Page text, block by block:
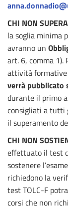
CHI NON
la soglia minima
avranno un
art. 6, comma 1).
attività formative
verrà pubblicato
durante il primo
consigliati a tutti
il superamento
CHI NON
effettuato il test
sostenere
richiedono la
test TOLC-F
corsi che non